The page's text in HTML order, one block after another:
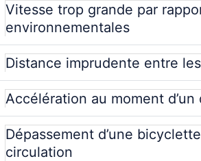
Vitesse trop grande par
environnementales
Distance imprudente entre
Accélération au moment
Dépassement d’une
circulation